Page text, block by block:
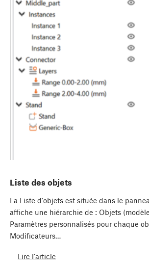
Liste des objets
La Liste d'objets est située dans le
affiche une hiérarchie de : Objets
Paramètres personnalisés pour chaque
Modificateurs…
Lire l'article